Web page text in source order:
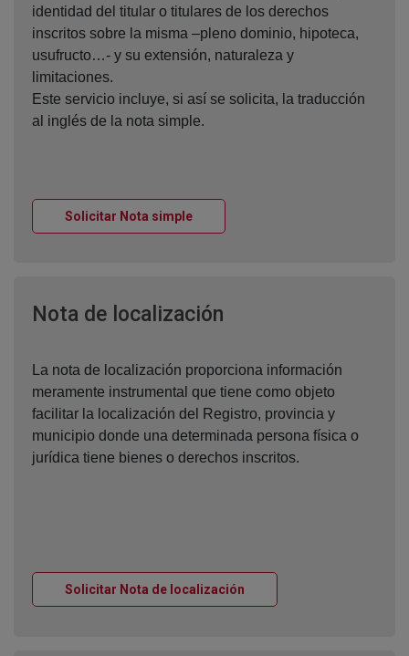
identidad del titular o titulares de los derechos
inscritos sobre la misma –pleno dominio, hipoteca,
usufructo…- y su extensión, naturaleza y
limitaciones.
Este servicio incluye, si así se solicita, la traducción
al inglés de la nota simple.
Solicitar Nota simpleVentana nueva
Nota de localización
La nota de localización proporciona información
meramente instrumental que tiene como objeto
facilitar la localización del Registro, provincia y
municipio donde una determinada persona física o
jurídica tiene bienes o derechos inscritos.
Solicitar Nota de localización